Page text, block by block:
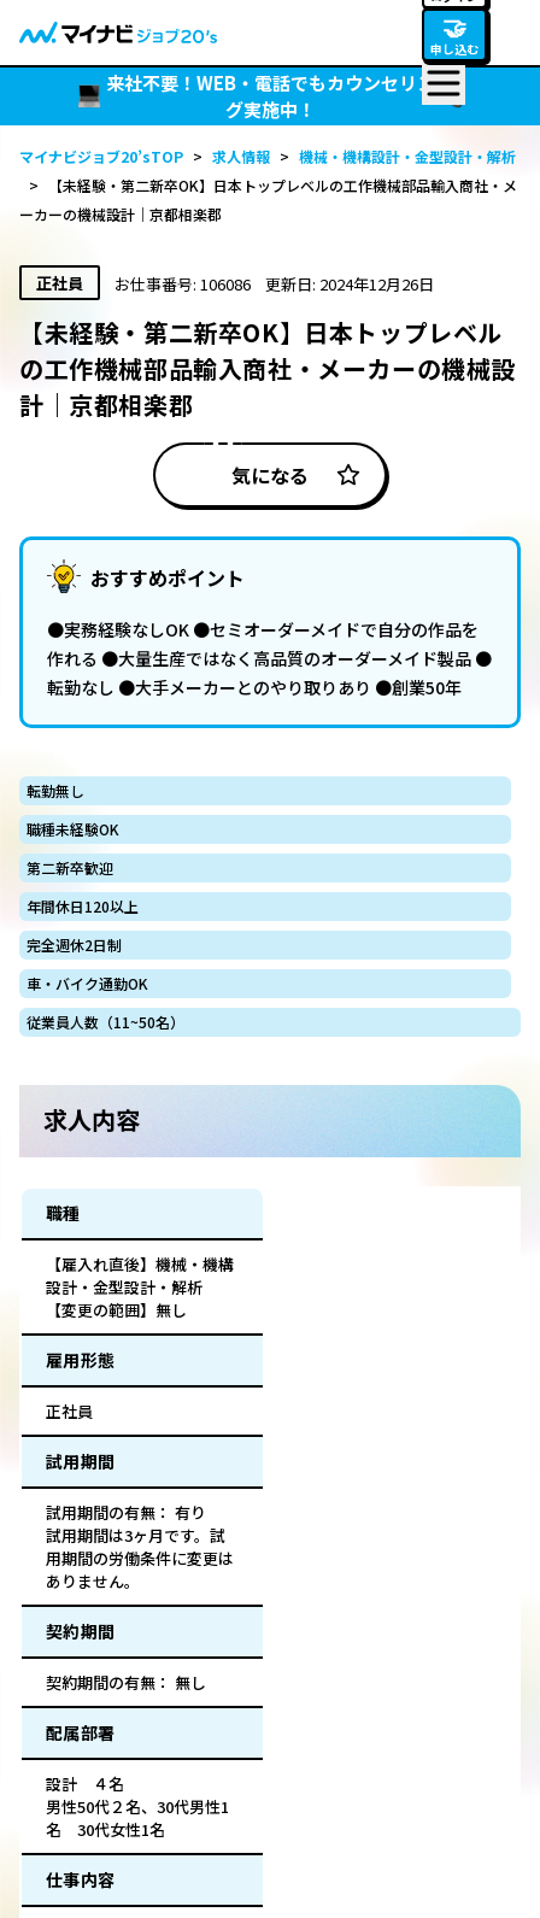
🤝
申し込む
来社不要！WEB・電話でもカウンセリン
グ実施中！
マイナビジョブ20’sTOP > 求人情報 > 機械・機構設計・金型設計・解析
>
【未経験・第二新卒OK】日本トップレベルの工作機械部品輸入商社・メ
ーカーの機械設計｜京都相楽郡
正社員 お仕事番号: 106086 更新日: 2024年12月26日
【未経験・第二新卒OK】日本トップレベル
の工作機械部品輸入商社・メーカーの機械設
計｜京都相楽郡
気になる
おすすめポイント
●実務経験なしOK ●セミオーダーメイドで自分の作品を
作れる ●大量生産ではなく高品質のオーダーメイド製品 ●
転勤なし ●大手メーカーとのやり取りあり ●創業50年
転勤無し
職種未経験OK
第二新卒歓迎
年間休日120以上
完全週休2日制
車・バイク通勤OK
従業員人数（11~50名）
求人内容
職種
【雇入れ直後】機械・機構
設計・金型設計・解析
【変更の範囲】無し
雇用形態
正社員
試用期間
試用期間の有無： 有り
試用期間は3ヶ月です。試
用期間の労働条件に変更は
ありません。
契約期間
契約期間の有無： 無し
配属部署
設計 ４名
男性50代２名、30代男性1
名 30代女性1名
仕事内容